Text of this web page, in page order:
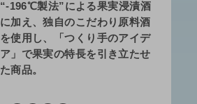
“-196℃製法”による果実浸漬酒
に加え、独自のこだわり原料酒
を使用し、「つくり手のアイデ
ア」で果実の特長を引き立たせ
た商品。